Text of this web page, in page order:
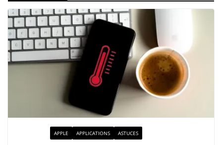
APPLE APPLICATIONS ASTUCES